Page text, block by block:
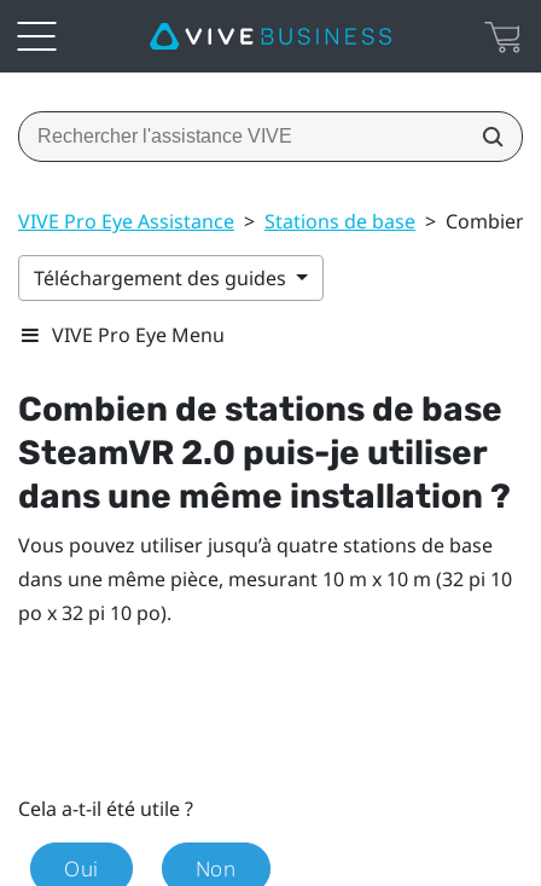
VIVE Pro Eye Assistance > Stations de base > Combien
Téléchargement des guides
VIVE Pro Eye Menu
Combien de stations de base
SteamVR 2.0 puis-je utiliser
dans une même installation ?
Vous pouvez utiliser jusqu’à quatre stations de base
dans une même pièce, mesurant 10 m x 10 m (32 pi 10
po x 32 pi 10 po).
Cela a-t-il été utile ?
Oui Non